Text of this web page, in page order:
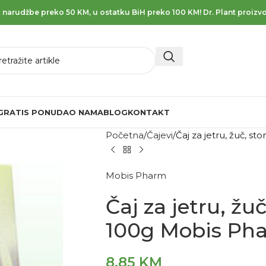
preko 50 KM, u ostatku BiH preko 100 KM! Dr. Plant
PONUDAO NAMABLOGKONTAKT
Početna Čajevi Čaj za jetru, žuč,
Mobis Pharm
Čaj za jetru,
100g Mobis
8,85 KM